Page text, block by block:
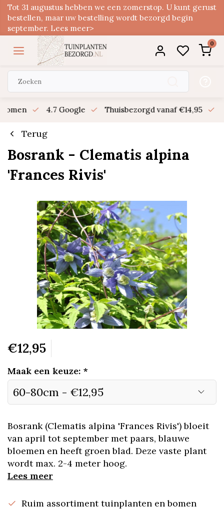
Tot 31 augustus hebben we een zomerstop. U kunt gerust
bestellen, maar uw bestelling wordt bezorgd begin
september. Lees meer>
0
4.7 Google Thuisbezorgd vanaf €14,95
Terug
Bosrank - Clematis alpina
'Frances Rivis'
€12,95
Maak een keuze: *
Bosrank (Clematis alpina 'Frances Rivis') bloeit
van april tot september met paars, blauwe
bloemen en heeft groen blad. Deze vaste plant
wordt max. 2-4 meter hoog.
Lees meer
Ruim assortiment tuinplanten en bomen